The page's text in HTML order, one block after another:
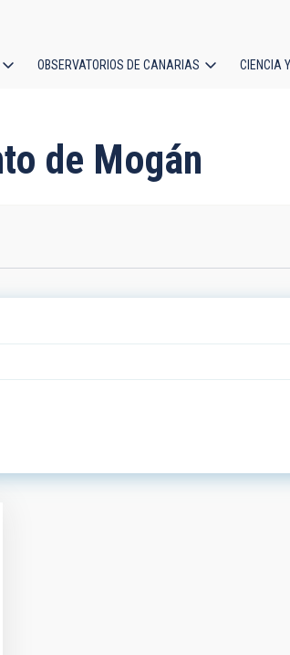
OBSERVATORIOS DE CANARIAS CIENCIA
de Mogán